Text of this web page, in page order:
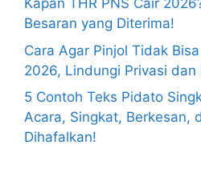
Kapan THR PNS Cair
Besaran yang Diterima!
Cara Agar Pinjol Tidak
2026, Lindungi Privasi dan
5 Contoh Teks Pidato
Acara, Singkat, Berkesan,
Dihafalkan!